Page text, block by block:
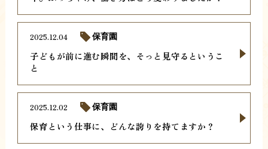
子どもが前に進む瞬間を、そっと見守るというこ
と
2025.12.04 保育園
保育という仕事に、どんな誇りを持てますか？
2025.12.02 保育園